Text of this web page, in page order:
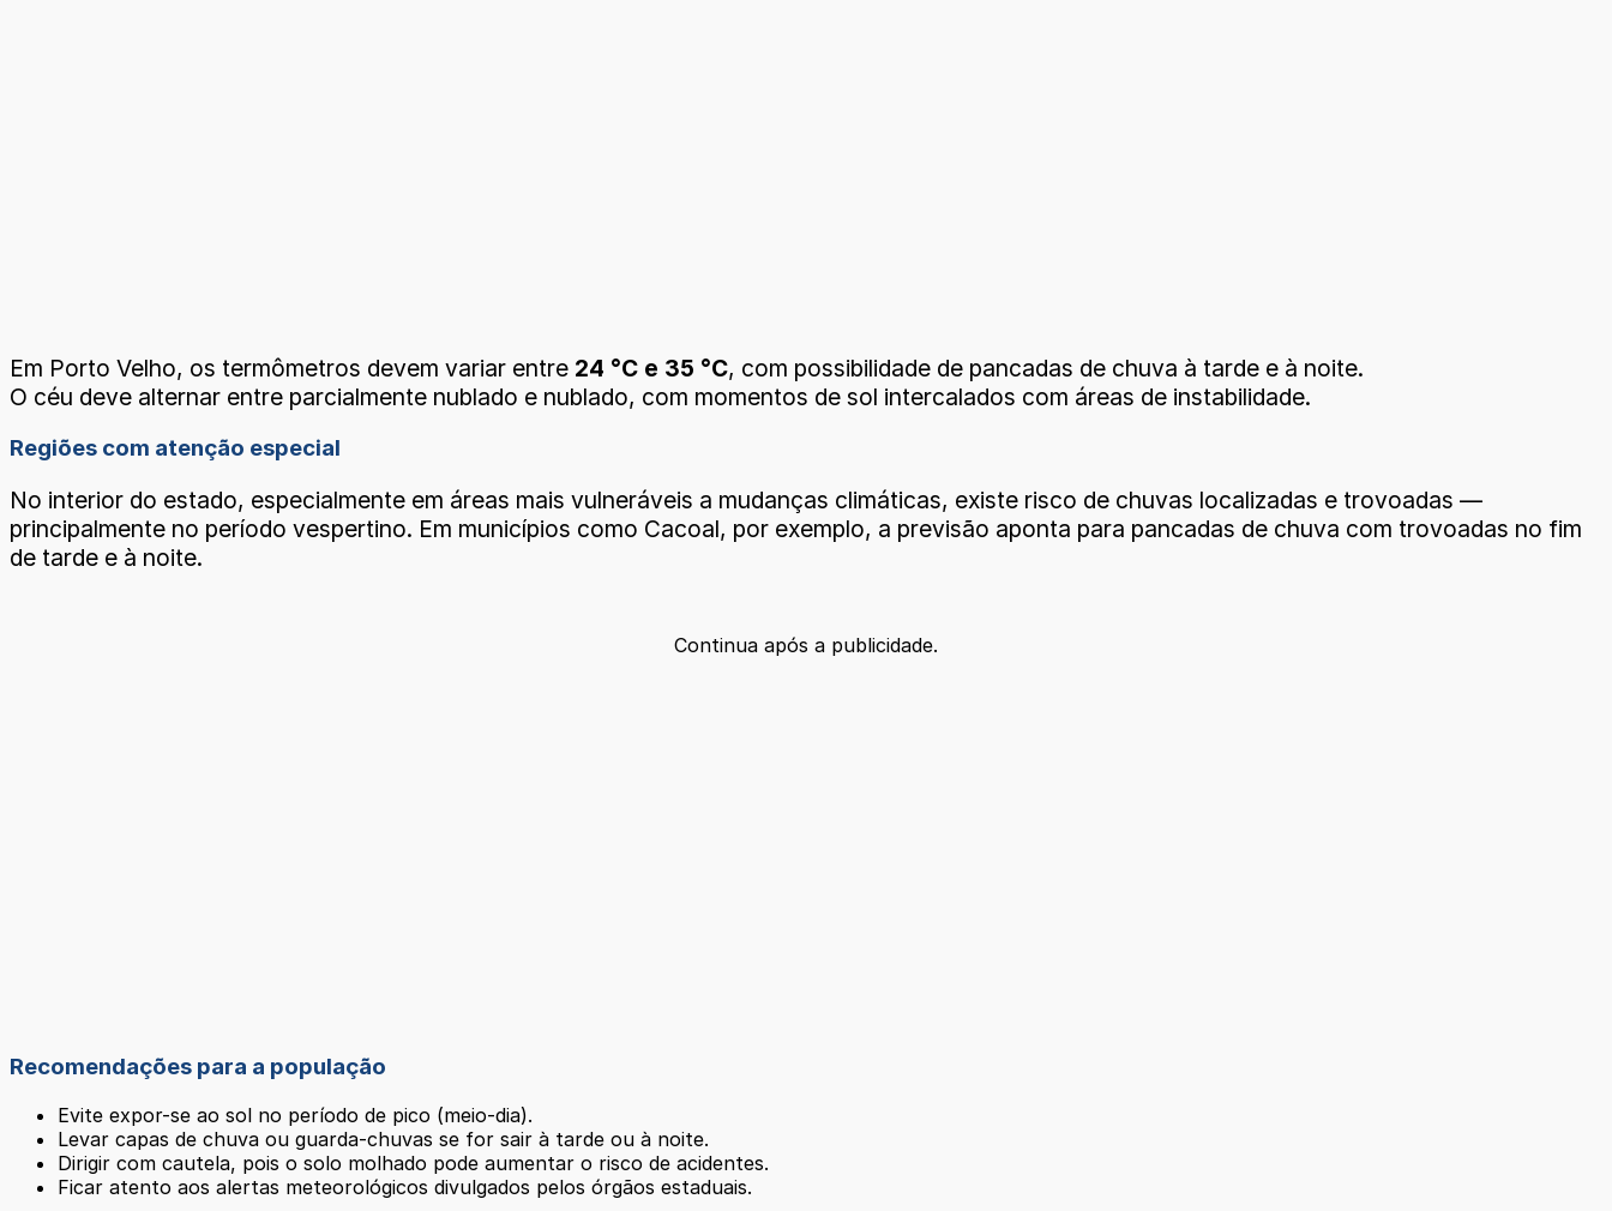
Em Porto Velho, os termômetros devem variar entre 24 °C e 35 °C, com possibilidade de pancadas de chuva à tarde e à noite.
O céu deve alternar entre parcialmente nublado e nublado, com momentos de sol intercalados com áreas de instabilidade.
Regiões com atenção especial
No interior do estado, especialmente em áreas mais vulneráveis a mudanças climáticas, existe risco de chuvas localizadas e trovoadas —
principalmente no período vespertino. Em municípios como Cacoal, por exemplo, a previsão aponta para pancadas de chuva com trovoadas no fim
de tarde e à noite.
Continua após a publicidade.
Recomendações para a população
Evite expor-se ao sol no período de pico (meio-dia).
Levar capas de chuva ou guarda-chuvas se for sair à tarde ou à noite.
Dirigir com cautela, pois o solo molhado pode aumentar o risco de acidentes.
Ficar atento aos alertas meteorológicos divulgados pelos órgãos estaduais.